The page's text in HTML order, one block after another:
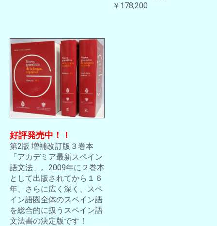
￥178,200
好評発売中！！
第2版 増補改訂版３巻本
「アカデミア最新スペイン
語文法」。2009年に２巻本
として出版されてから１６
年、さらに広く深く、スペ
イン語圏全体のスペイン語
を総合的に扱うスペイン語
文法書の決定版です！